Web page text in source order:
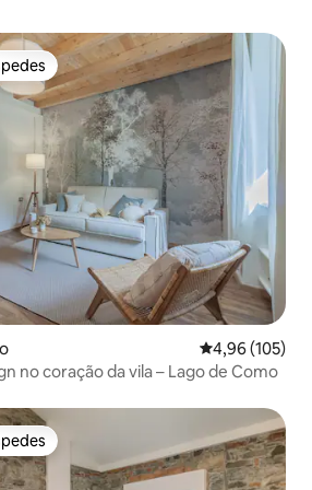
Blevio, é possível
Pasta, que
dos hóspedes
4,96 de uma
4,96 (105)
no coração da vila – Lago de Como
dos hóspedes